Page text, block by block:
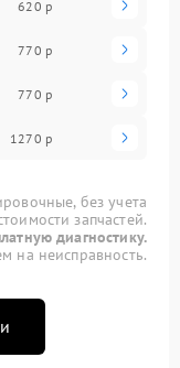
620 р
770 р
770 р
1270 р
без учета
запчастей.
диагностику.
на неисправность.